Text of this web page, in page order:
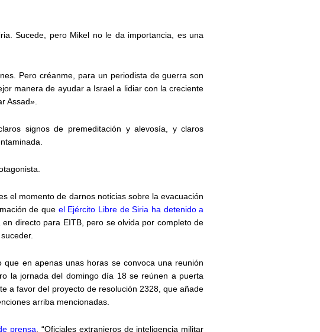
Sucede, pero Mikel no le da importancia, es una
Pero créanme, para un periodista de guerra son
manera de ayudar a Israel a lidiar con la creciente
Assad».
signos de premeditación y alevosía, y claros
el momento de darnos noticias sobre la evacuación
de que el Ejército Libre de Siria ha detenido a
directo para EITB, pero se olvida por completo de
en apenas unas horas se convoca una reunión
la jornada del domingo día 18 se reúnen a puerta
a favor del proyecto de resolución 2328, que añade
arriba mencionadas.
prensa . “Oficiales extranjeros de inteligencia militar